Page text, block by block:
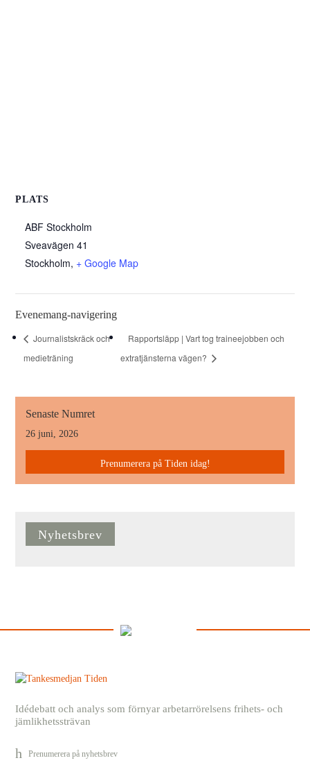
PLATS
ABF Stockholm
Sveavägen 41
Stockholm, + Google Map
Evenemang-navigering
Journalistskräck och
medieträning
Rapportsläpp | Vart tog traineejobben och
extratjänsterna vägen?
Senaste Numret
26 juni, 2026
Prenumerera på Tiden idag!
Nyhetsbrev
Idédebatt och analys som förnyar arbetarrörelsens frihets- och
jämlikhetssträvan
Prenumerera på nyhetsbrev